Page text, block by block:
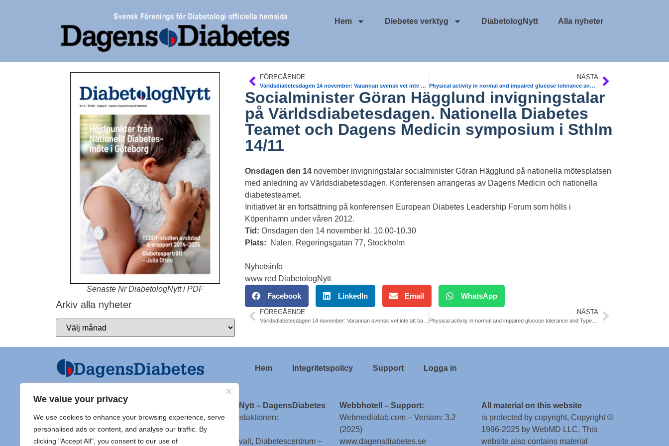
We value your privacy
We use cookies to enhance your browsing experience, serve
personalised ads or content, and analyse our traffic. By
clicking "Accept All", you consent to our use of
Hem Diebetes verktyg DiabetologNytt Alla nyheter
Senaste Nr DiabetologNytt i PDF
Arkiv alla nyheter
FÖREGÅENDE
Världsdiabetesdagen 14 november: Varannan svensk vet inte att barndiabetes är obotligt
NÄSTA
Physical activity in normal and impaired glucose tolerance and Type 2 diabetes mellitus. Avhandling. Tomas Fritz. 45 minuter rask promenad rekommenderas vid T2DM
Socialminister Göran Hägglund invigningstalar
på Världsdiabetesdagen. Nationella Diabetes
Teamet och Dagens Medicin symposium i Sthlm
14/11
Onsdagen den 14november invigningstalar socialminister Göran Hägglund på nationella mötesplatsen
med anledning av Världsdiabetesdagen. Konferensen arrangeras av Dagens Medicin och nationella
diabetesteamet.
Initiativet är en fortsättning på konferensen European Diabetes Leadership Forum som hölls i
Köpenhamn under våren 2012.
Tid: Onsdagen den 14 november kl. 10.00-10.30
Plats: Nalen, Regeringsgatan 77, Stockholm
Nyhetsinfo
www red DiabetologNytt
Facebook LinkedIn Email WhatsApp
FÖREGÅENDE
Världsdiabetesdagen 14 november: Varannan svensk vet inte att barndiabetes är obotligt
NÄSTA
Physical activity in normal and impaired glucose tolerance and Type 2 diabetes mellitus. Avhandling. Tomas Fritz. 45 minuter rask promenad rekommenderas vid T2DM
Hem Integritetspolicy Support Logga in
Ansvarig utgivare och Ordf SFD
Jarl Hellman
Överläkare, Processledare Diabetes
Samordnare Centre of Excellence typ
DiabetologNytt – DagensDiabetes
Adress till redaktionen:
Doc Stig Attvall, Diabetescentrum –
Webbhotell – Support:
Webmedialab.com – Version: 3.2
(2025)
www.dagensdiabetes.se
All material on this website
is protected by copyright, Copyright ©
1996-2025 by WebMD LLC. This
website also contains material